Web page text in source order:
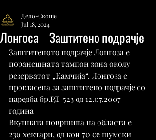
Лонгоса – Заштитено подрачје
Дело-Скопје
Jul 18, 2024
Заштитеното подрачје Лонгоза е
поранешната тампон зона околу
резерватот „Камчија“. Лонгоза е
прогласена за заштитено подрачје со
наредба бр.РД-523 од 12.07.2007
година
Вкупната површина на областа е
230 хектари, од кои 70 се шумски